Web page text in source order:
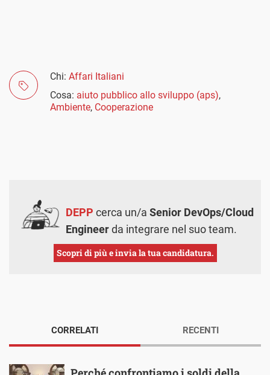
Chi: Affari Italiani
Cosa: aiuto pubblico allo sviluppo (aps),
Ambiente, Cooperazione
DEPP cerca un/a Senior DevOps/Cloud
Engineerda integrare nel suo team.
Scopri di più e invia la tua candidatura.
CORRELATI RECENTI